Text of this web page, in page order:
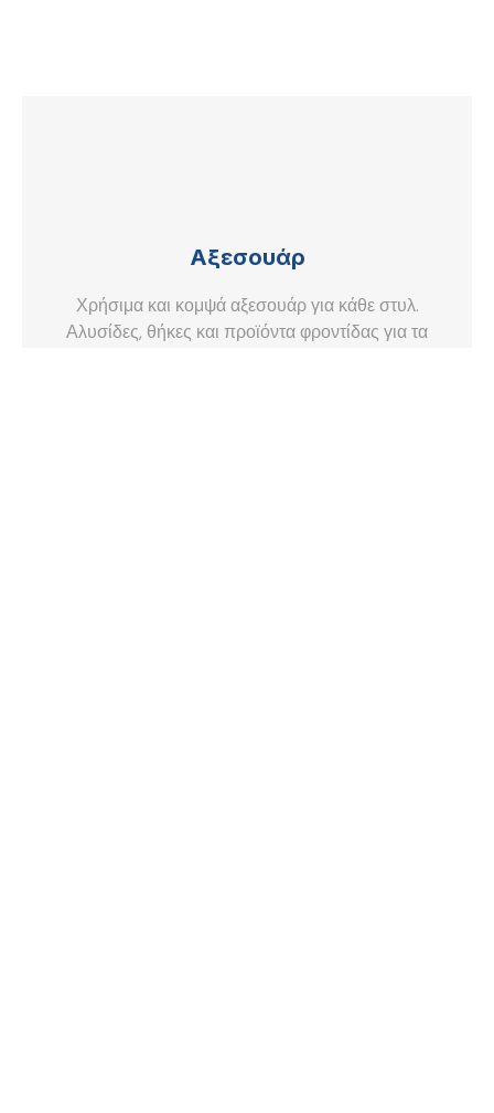
Αξεσουάρ
Χρήσιμα και κομψά αξεσουάρ για κάθε στυλ.
Αλυσίδες, θήκες και προϊόντα φροντίδας για τα